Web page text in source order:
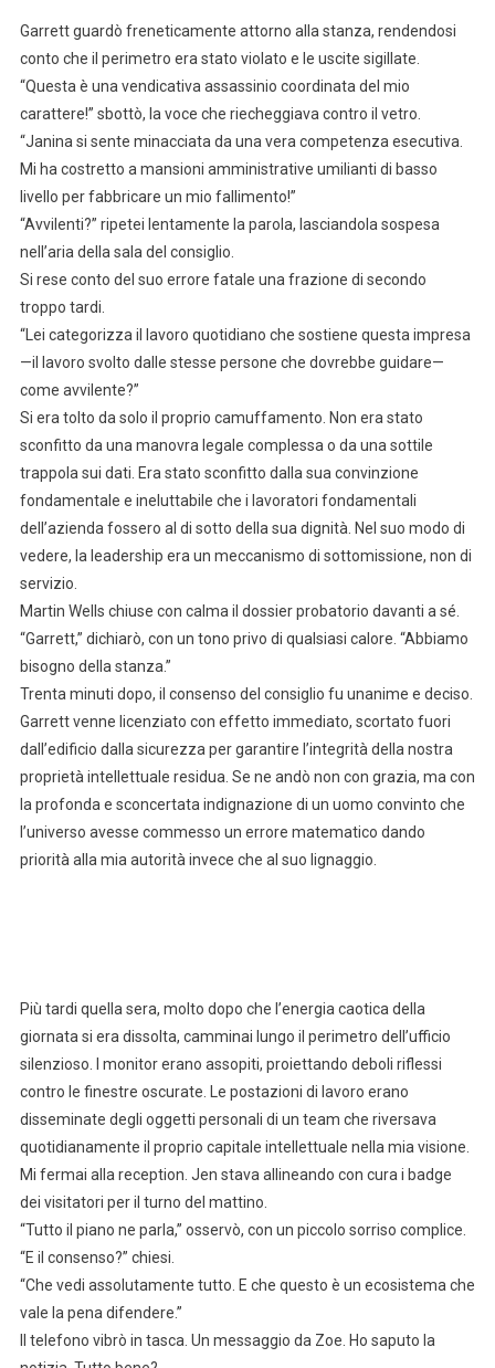
Garrett guardò freneticamente attorno alla stanza, rendendosi
conto che il perimetro era stato violato e le uscite sigillate.
“Questa è una vendicativa assassinio coordinata del mio
carattere!” sbottò, la voce che riecheggiava contro il vetro.
“Janina si sente minacciata da una vera competenza esecutiva.
Mi ha costretto a mansioni amministrative umilianti di basso
livello per fabbricare un mio fallimento!”
“Avvilenti?” ripetei lentamente la parola, lasciandola sospesa
nell’aria della sala del consiglio.
Si rese conto del suo errore fatale una frazione di secondo
troppo tardi.
“Lei categorizza il lavoro quotidiano che sostiene questa impresa
—il lavoro svolto dalle stesse persone che dovrebbe guidare—
come avvilente?”
Si era tolto da solo il proprio camuffamento. Non era stato
sconfitto da una manovra legale complessa o da una sottile
trappola sui dati. Era stato sconfitto dalla sua convinzione
fondamentale e ineluttabile che i lavoratori fondamentali
dell’azienda fossero al di sotto della sua dignità. Nel suo modo di
vedere, la leadership era un meccanismo di sottomissione, non di
servizio.
Martin Wells chiuse con calma il dossier probatorio davanti a sé.
“Garrett,” dichiarò, con un tono privo di qualsiasi calore. “Abbiamo
bisogno della stanza.”
Trenta minuti dopo, il consenso del consiglio fu unanime e deciso.
Garrett venne licenziato con effetto immediato, scortato fuori
dall’edificio dalla sicurezza per garantire l’integrità della nostra
proprietà intellettuale residua. Se ne andò non con grazia, ma con
la profonda e sconcertata indignazione di un uomo convinto che
l’universo avesse commesso un errore matematico dando
priorità alla mia autorità invece che al suo lignaggio.
Più tardi quella sera, molto dopo che l’energia caotica della
giornata si era dissolta, camminai lungo il perimetro dell’ufficio
silenzioso. I monitor erano assopiti, proiettando deboli riflessi
contro le finestre oscurate. Le postazioni di lavoro erano
disseminate degli oggetti personali di un team che riversava
quotidianamente il proprio capitale intellettuale nella mia visione.
Mi fermai alla reception. Jen stava allineando con cura i badge
dei visitatori per il turno del mattino.
“Tutto il piano ne parla,” osservò, con un piccolo sorriso complice.
“E il consenso?” chiesi.
“Che vedi assolutamente tutto. E che questo è un ecosistema che
vale la pena difendere.”
Il telefono vibrò in tasca. Un messaggio da Zoe. Ho saputo la